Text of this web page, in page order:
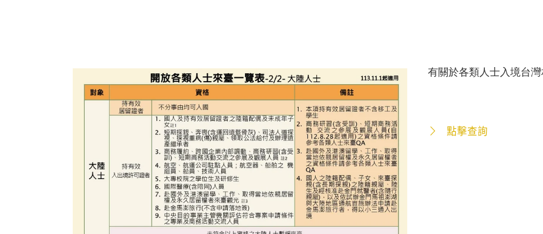
有關於各類人士入境台
點擊查詢